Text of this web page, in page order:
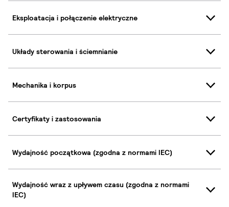
Eksploatacja i połączenie elektryczne
Układy sterowania i ściemnianie
Mechanika i korpus
Certyfikaty i zastosowania
Wydajność początkowa (zgodna z normami IEC)
Wydajność wraz z upływem czasu (zgodna z normami
IEC)